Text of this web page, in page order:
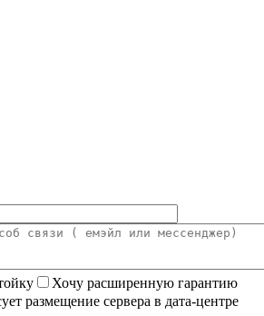
Хочу расширенную гарантию
размещение сервера в дата-центре